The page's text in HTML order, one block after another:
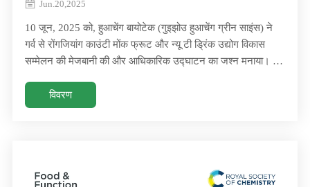
Jun.20,2025
10 जून, 2025 को, हुआचेंग बायोटेक (गुइझोउ हुआचेंग ग्रीन साइंस) ने
गर्व से रोंगजियांग काउंटी मोंक फ्रूट और न्यू टी ड्रिंक उद्योग विकास
सम्मेलन की मेजबानी की और आधिकारिक उद्घाटन का जश्न मनाया। 10
रोंगजियांग काउंटी मोंक फ्रूट और न्यू टी ड्रिंक उद्योग विकास सम्मेलन
की मेजबानी की और आधिकारिक उद्घाटन का जश्न मनाया।
विवरण